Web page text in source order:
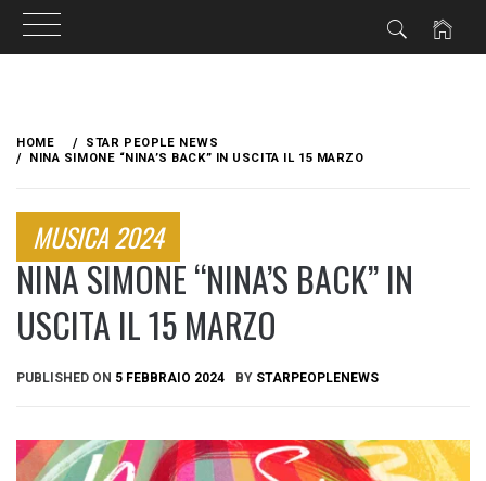
content
HOME
STAR PEOPLE NEWS
NINA SIMONE “NINA’S BACK” IN USCITA IL 15 MARZO
MUSICA 2024
NINA SIMONE “NINA’S BACK” IN
USCITA IL 15 MARZO
PUBLISHED ON 5 FEBBRAIO 2024 BY STARPEOPLENEWS